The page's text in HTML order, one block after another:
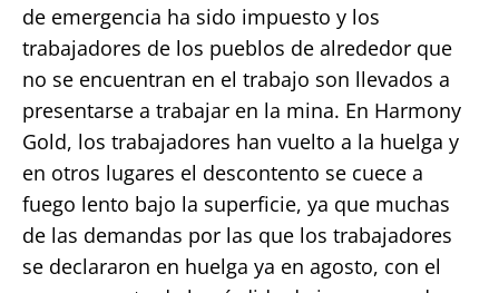
de emergencia ha sido impuesto y los
trabajadores de los pueblos de alrededor que
no se encuentran en el trabajo son llevados a
presentarse a trabajar en la mina. En Harmony
Gold, los trabajadores han vuelto a la huelga y
en otros lugares el descontento se cuece a
fuego lento bajo la superficie, ya que muchas
de las demandas por las que los trabajadores
se declararon en huelga ya en agosto, con el